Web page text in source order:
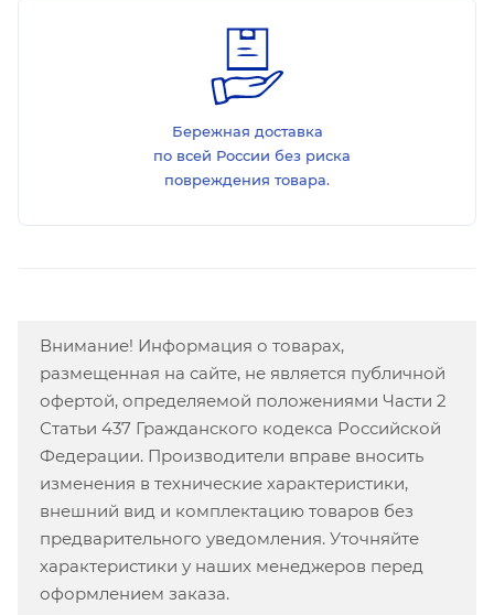
Бережная доставка
по всей России без риска
повреждения товара.
Внимание! Информация о товарах,
размещенная на сайте, не является публичной
офертой, определяемой положениями Части 2
Статьи 437 Гражданского кодекса Российской
Федерации. Производители вправе вносить
изменения в технические характеристики,
внешний вид и комплектацию товаров без
предварительного уведомления. Уточняйте
характеристики у наших менеджеров перед
оформлением заказа.